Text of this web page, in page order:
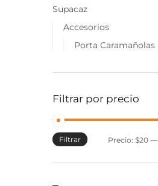
Supacaz
Accesorios
Porta Caramañolas
Filtrar por precio
Filtrar Precio: $20—